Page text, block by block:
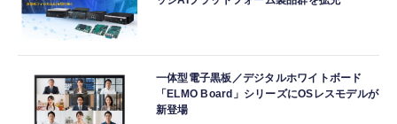
一体型電子黒板／デジタルホワイトボード
「ELMO Board」シリーズにOSレスモデルが
新登場